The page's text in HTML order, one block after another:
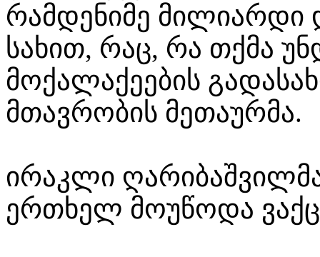
რამდენიმე
სახით, რაც, რა თქმა
მოქალაქეების
მთავრობის მეთაურმა.
ირაკლი
ერთხელ მოუწოდა